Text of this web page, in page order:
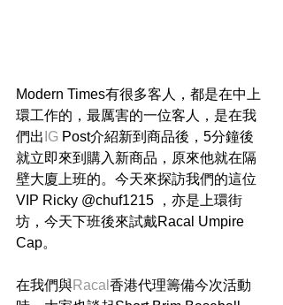
Modern Times有很多客人，都是在中上
環工作的，最厲害的一位客人，是在我
們出 IG Post介紹新到商品後，5分鐘後
就立即來到購入新商品，原來他就在隔
壁大廈上班的。今天來探訪我們的這位
VIP Ricky @chuf1215 ，亦是上環街
坊，今天下班後來試戴Racal Umpire
Cap。
在我們與Racal 香港代理籌備今次活動